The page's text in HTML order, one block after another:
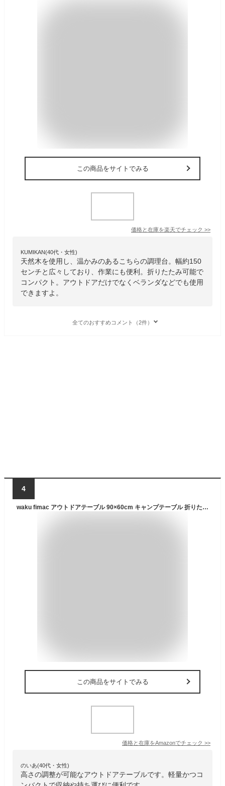
この商品をサイトでみる
価格と在庫を楽天でチェック >>
KUMIKAN(40代・女性)
天然木を使用し、温かみのあるこちらの調理台。幅約150
センチと広々しており、作業にも便利。折りたたみ可能で
コンパクト。アウトドアだけでなくベランダなどでも使用
できますよ。
全てのおすすめコメント（2件）
4
waku fimac アウトドアテーブル 90×60cm キャンプテーブル 折りたたみ ロールテーブル アルミ 軽量 高さ調整 木目調 収納バッグ付 バーベキュー BBQ レジャーテーブル ファミリーキャンプ ピクニック 屋外 キャンプ用品 コンパクト 2〜4人用
この商品をサイトでみる
価格と在庫をAmazonでチェック >>
のいあ(40代・女性)
高さの調整が可能なアウトドアテーブルです。軽量かつコ